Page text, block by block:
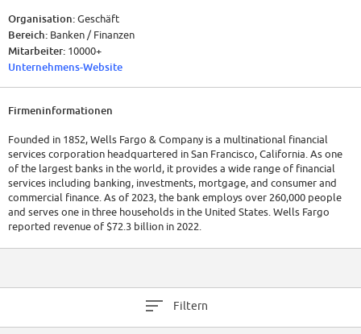
Organisation:Geschäft
Bereich: Banken / Finanzen
Mitarbeiter: 10000+
Unternehmens-Website
Firmeninformationen
Founded in 1852, Wells Fargo & Company is a multinational financial
services corporation headquartered in San Francisco, California. As one
of the largest banks in the world, it provides a wide range of financial
services including banking, investments, mortgage, and consumer and
commercial finance. As of 2023, the bank employs over 260,000 people
and serves one in three households in the United States. Wells Fargo
reported revenue of $72.3 billion in 2022.
Filtern